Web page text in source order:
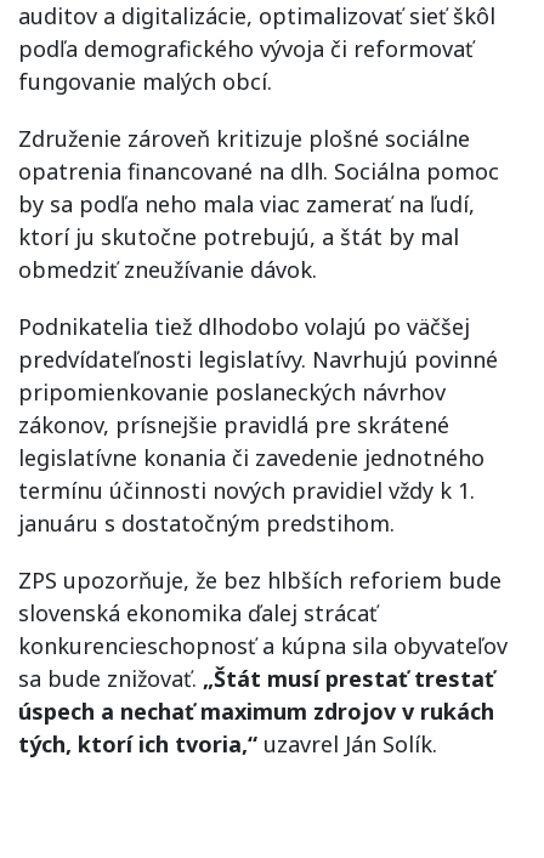
auditov a digitalizácie, optimalizovať sieť škôl
podľa demografického vývoja či reformovať
fungovanie malých obcí.
Združenie zároveň kritizuje plošné sociálne
opatrenia financované na dlh. Sociálna pomoc
by sa podľa neho mala viac zamerať na ľudí,
ktorí ju skutočne potrebujú, a štát by mal
obmedziť zneužívanie dávok.
Podnikatelia tiež dlhodobo volajú po väčšej
predvídateľnosti legislatívy. Navrhujú povinné
pripomienkovanie poslaneckých návrhov
zákonov, prísnejšie pravidlá pre skrátené
legislatívne konania či zavedenie jednotného
termínu účinnosti nových pravidiel vždy k 1.
januáru s dostatočným predstihom.
ZPS upozorňuje, že bez hlbších reforiem bude
slovenská ekonomika ďalej strácať
konkurencieschopnosť a kúpna sila obyvateľov
sa bude znižovať. „Štát musí prestať trestať
úspech a nechať maximum zdrojov v rukách
tých, ktorí ich tvoria,“ uzavrel Ján Solík.